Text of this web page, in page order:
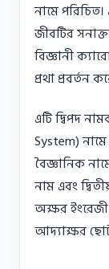
নামে
জীবটির
বিজ্ঞানী
প্রথা প্রবর্তন
এটি দ্বিপদ
System) নামে
বৈজ্ঞানিক
নাম এবং
অক্ষর ইংরেজী
আদ্যাক্ষর